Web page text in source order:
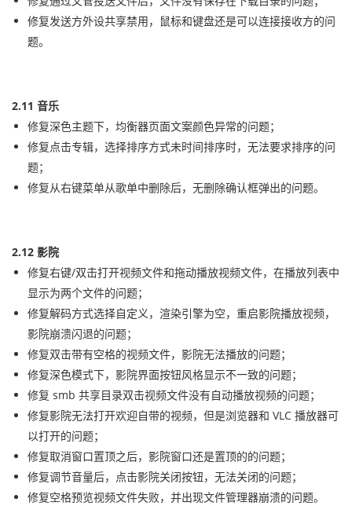
修复发送方外设共享禁用，鼠标和键盘还是可以连接接收方的问
题。
2.11 音乐
修复深色主题下，均衡器页面文案颜色异常的问题；
修复点击专辑，选择排序方式未时间排序时，无法要求排序的问
题；
修复从右键菜单从歌单中删除后，无删除确认框弹出的问题。
2.12 影院
修复右键/双击打开视频文件和拖动播放视频文件，在播放列表中
显示为两个文件的问题；
修复解码方式选择自定义，渲染引擎为空，重启影院播放视频，
影院崩溃闪退的问题；
修复双击带有空格的视频文件，影院无法播放的问题；
修复深色模式下，影院界面按钮风格显示不一致的问题；
修复 smb 共享目录双击视频文件没有自动播放视频的问题；
修复影院无法打开欢迎自带的视频，但是浏览器和 VLC 播放器可
以打开的问题；
修复取消窗口置顶之后，影院窗口还是置顶的的问题；
修复调节音量后，点击影院关闭按钮，无法关闭的问题；
修复空格预览视频文件失败，并出现文件管理器崩溃的问题。